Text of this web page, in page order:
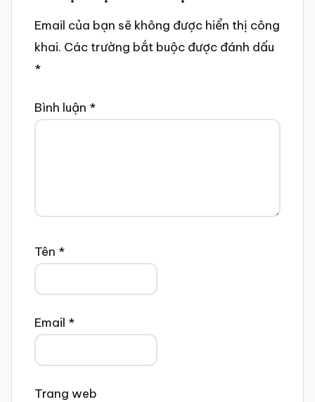
Email của bạn sẽ không được hiển thị công
khai. Các trường bắt buộc được đánh dấu
*
Bình luận *
Tên *
Email *
Trang web